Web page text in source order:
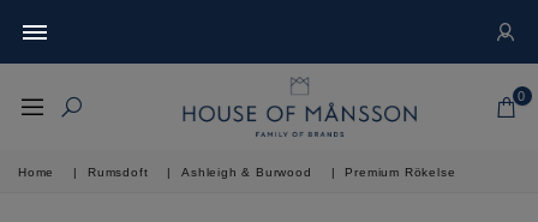
0
Home | Rumsdoft | Ashleigh & Burwood | Premium Rökelse